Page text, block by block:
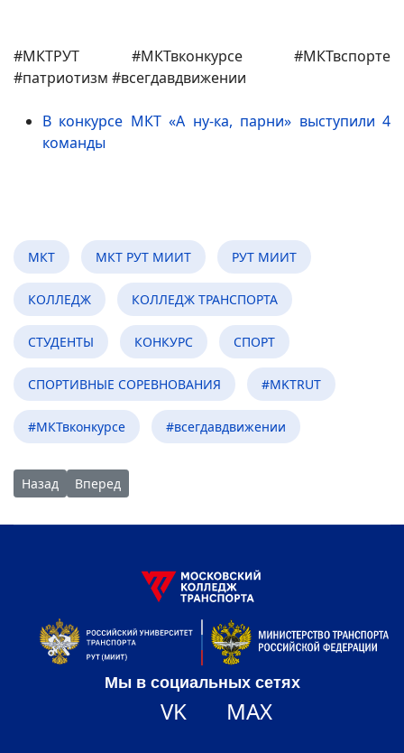
#МКТРУТ #МКТвконкурсе #МКТвспорте
#патриотизм #всегдавдвижении
В конкурсе МКТ «А ну-ка, парни» выступили 4
команды
МКТ МКТ РУТ МИИТ РУТ МИИТ
КОЛЛЕДЖ КОЛЛЕДЖ ТРАНСПОРТА
СТУДЕНТЫ КОНКУРС СПОРТ
СПОРТИВНЫЕ СОРЕВНОВАНИЯ #MKTRUT
#МКТвконкурсе #всегдавдвижении
Предыдущий: Поздравление директора колледжа Н.Е.
Назад Следующий: Неделя специальностей ИС/ИП, КС,
Вперед
Мы в социальных сетях
VK MAX